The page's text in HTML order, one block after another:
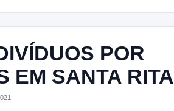
POR
EM SANTA RITA